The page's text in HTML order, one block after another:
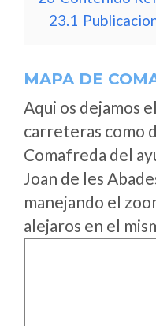
23.1
MAPA DE
Aqui os dejamos
carreteras como
Comafreda del
Joan de les
manejando el
alejaros en el